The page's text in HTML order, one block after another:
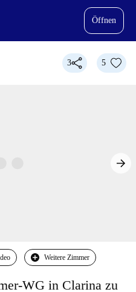
Öffnen
3 5
Weitere Zimmer
WG in Clarina zu